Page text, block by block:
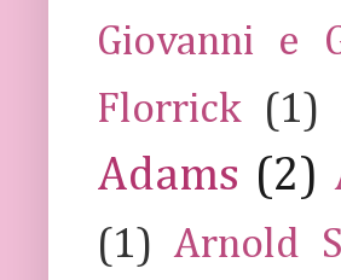
Giovanni e
Florrick
(1)
Adams (2)
(1) Arnold